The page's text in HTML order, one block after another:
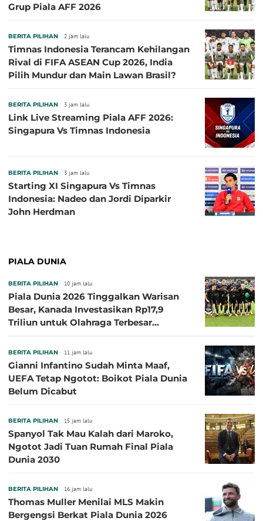
Grup Piala AFF 2026
BERITA PILIHAN 2 jam lalu
Timnas Indonesia Terancam Kehilangan
Rival di FIFA ASEAN Cup 2026, India
Pilih Mundur dan Main Lawan Brasil?
BERITA PILIHAN 3 jam lalu
Link Live Streaming Piala AFF 2026:
Singapura Vs Timnas Indonesia
BERITA PILIHAN 3 jam lalu
Starting XI Singapura Vs Timnas
Indonesia: Nadeo dan Jordi Diparkir
John Herdman
PIALA DUNIA
BERITA PILIHAN 10 jam lalu
Piala Dunia 2026 Tinggalkan Warisan
Besar, Kanada Investasikan Rp17,9
Triliun untuk Olahraga Terbesar
BERITA PILIHAN 11 jam lalu
Gianni Infantino Sudah Minta Maaf,
UEFA Tetap Ngotot: Boikot Piala Dunia
Belum Dicabut
BERITA PILIHAN 15 jam lalu
Spanyol Tak Mau Kalah dari Maroko,
Ngotot Jadi Tuan Rumah Final Piala
Dunia 2030
BERITA PILIHAN 16 jam lalu
Thomas Muller Menilai MLS Makin
Bergengsi Berkat Piala Dunia 2026